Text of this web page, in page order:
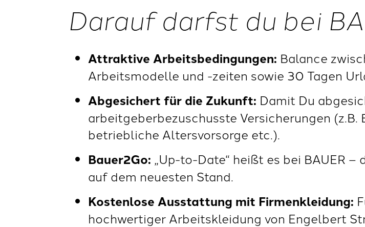
Darauf darfst du bei
Attraktive Arbeitsbedingungen: Balance
Arbeitsmodelle und -zeiten sowie 30 Tagen
Abgesichert für die Zukunft: Damit Du
arbeitgeberbezuschusste Versicherungen
betriebliche Altersvorsorge etc.).
Bauer2Go: „Up-to-Date“ heißt es bei BAUER
auf dem neuesten Stand.
Kostenlose Ausstattung mit Firmenkleidung:
hochwertiger Arbeitskleidung von Engelbert